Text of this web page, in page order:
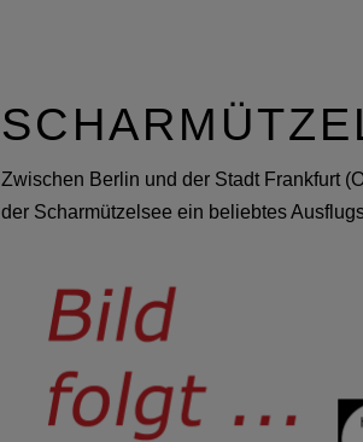
Zwischen Berlin und der Stadt Frankfurt
der Scharmützelsee ein beliebtes